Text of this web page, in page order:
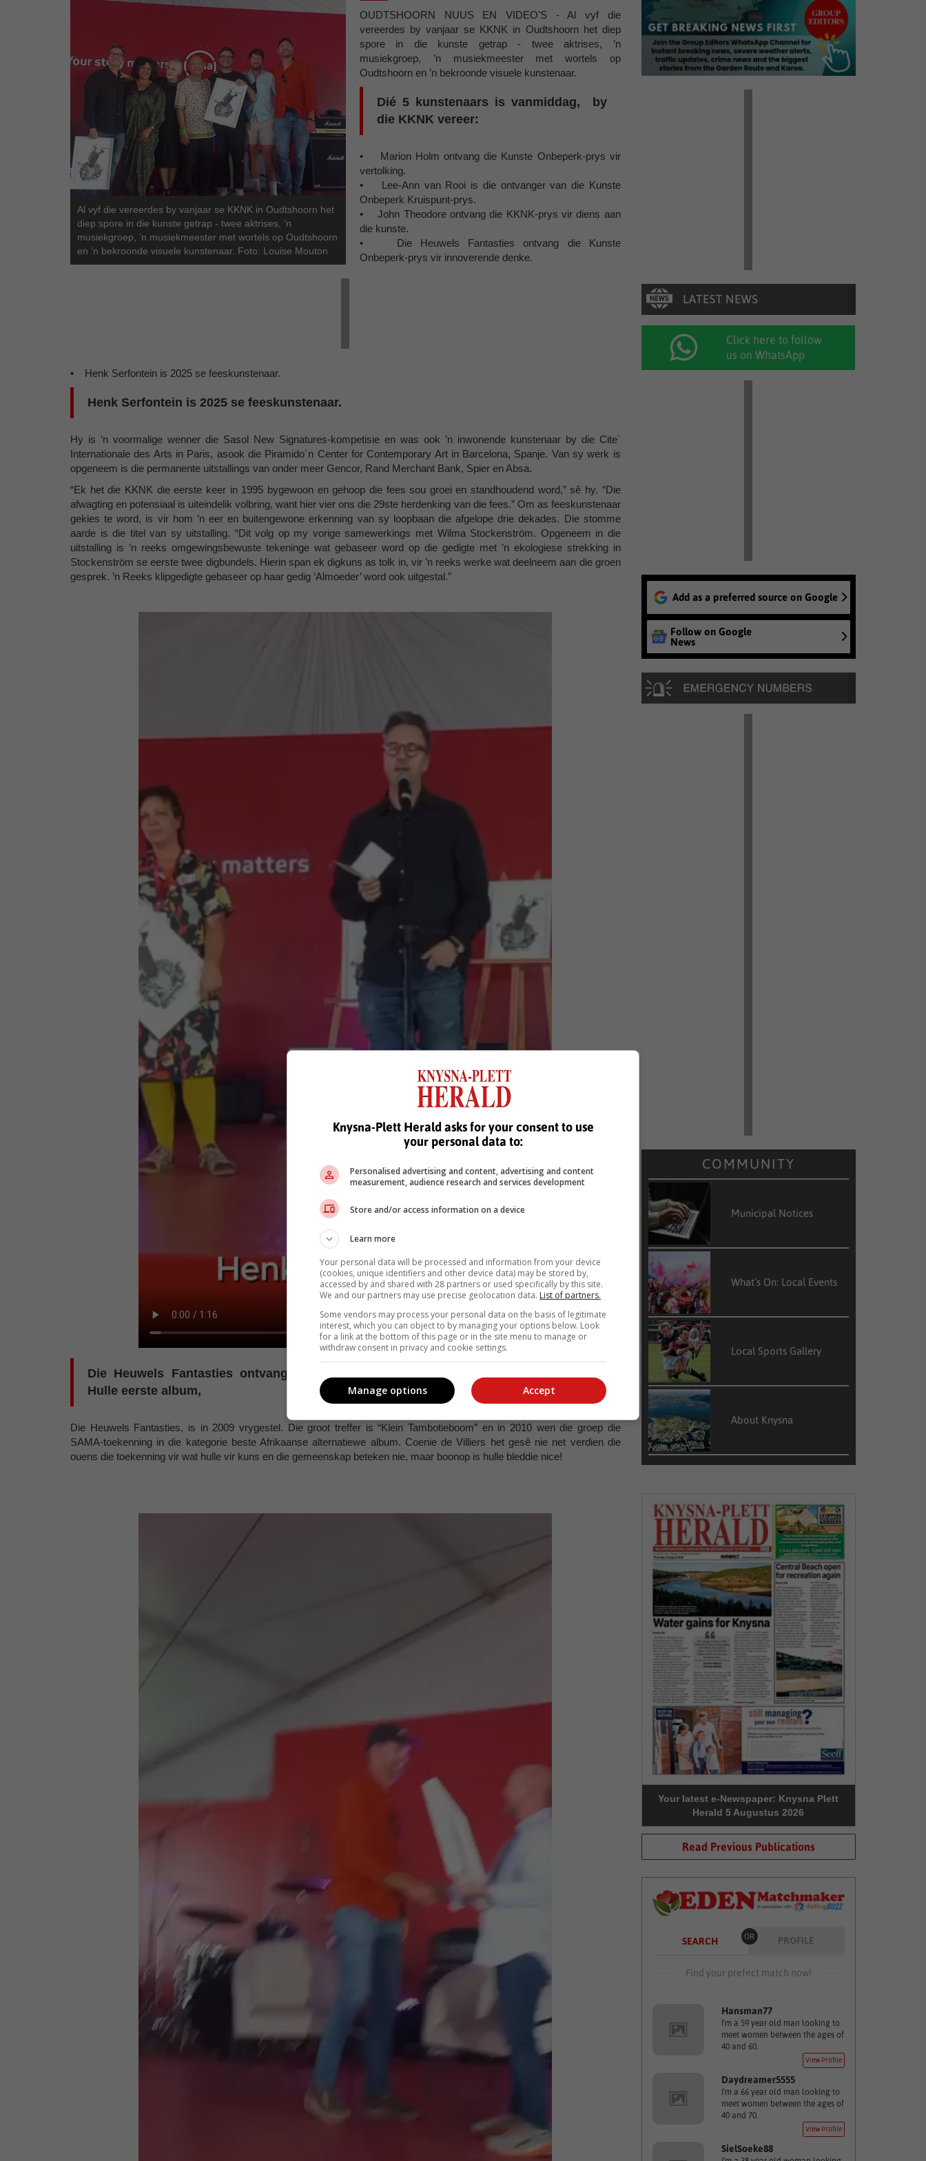
Al vyf die vereerdes by vanjaar se KKNK in Oudtshoorn het
diep spore in die kunste getrap - twee aktrises, ’n
musiekgroep, ’n musiekmeester met wortels op Oudtshoorn
en ’n bekroonde visuele kunstenaar. Foto: Louise Mouton
OUDTSHOORN NUUS EN VIDEO'S - Al vyf die
vereerdes by vanjaar se KKNK in Oudtshoorn het diep
spore in die kunste getrap - twee aktrises, ’n
musiekgroep, ’n musiekmeester met wortels op
Oudtshoorn en ’n bekroonde visuele kunstenaar.
Dié 5 kunstenaars is vanmiddag, by
die KKNK vereer:
• Marion Holm ontvang die Kunste Onbeperk-prys vir
vertolking.
• Lee-Ann van Rooi is die ontvanger van die Kunste
Onbeperk Kruispunt-prys.
• John Theodore ontvang die KKNK-prys vir diens aan
die kunste.
• Die Heuwels Fantasties ontvang die Kunste
Onbeperk-prys vir innoverende denke.
• Henk Serfontein is 2025 se feeskunstenaar.
Henk Serfontein is 2025 se feeskunstenaar.
Hy is ’n voormalige wenner die Sasol New Signatures-kompetisie en was ook ’n inwonende kunstenaar by die Cite´
Internationale des Arts in Paris, asook die Piramido´n Center for Contemporary Art in Barcelona, Spanje. Van sy werk is
opgeneem is die permanente uitstallings van onder meer Gencor, Rand Merchant Bank, Spier en Absa.
“Ek het die KKNK die eerste keer in 1995 bygewoon en gehoop die fees sou groei en standhoudend word,” sê hy. “Die
afwagting en potensiaal is uiteindelik volbring, want hier vier ons die 29ste herdenking van die fees.” Om as feeskunstenaar
gekies te word, is vir hom ’n eer en buitengewone erkenning van sy loopbaan die afgelope drie dekades. Die stomme
aarde is die titel van sy uitstalling. “Dit volg op my vorige samewerkings met Wilma Stockenström. Opgeneem in die
uitstalling is ’n reeks omgewingsbewuste tekeninge wat gebaseer word op die gedigte met ’n ekologiese strekking in
Stockenström se eerste twee digbundels. Hierin span ek digkuns as tolk in, vir ’n reeks werke wat deelneem aan die groen
gesprek. ’n Reeks klipgedigte gebaseer op haar gedig ‘Almoeder’ word ook uitgestal.”
Die Heuwels Fantasties ontvang die Kunste Onbeperk-prys vir innoverende denke.
Hulle eerste album,
Die Heuwels Fantasties, is in 2009 vrygestel. Die groot treffer is “Klein Tambotieboom” en in 2010 wen die groep die
SAMA-toekenning in die kategorie beste Afrikaanse alternatiewe album. Coenie de Villiers het gesê nie net verdien die
ouens die toekenning vir wat hulle vir kuns en die gemeenskap beteken nie, maar boonop is hulle bleddie nice!
Click here to follow
us on WhatsApp
Add as a preferred source on Google
Follow on Google
News
COMMUNITY
Municipal Notices
What’s On: Local Events
Local Sports Gallery
About Knysna
Your latest e-Newspaper: Knysna Plett
Herald 5 Augustus 2026
Read Previous Publications
SEARCH OR PROFILE
Find your prefect match now!
Hansman77
I'm a 59 year old man looking to
meet women between the ages of
40 and 60.
View Profile
Daydreamer5555
I'm a 66 year old man looking to
meet women between the ages of
40 and 70.
View Profile
SielSoeke88
Knysna-Plett Herald asks for your consent to use
your personal data to:
Personalised advertising and content, advertising and content
measurement, audience research and services development
Store and/or access information on a device
Learn more
Your personal data will be processed and information from your device
(cookies, unique identifiers and other device data) may be stored by,
accessed by and shared with 28 partners or used specifically by this site.
We and our partners may use precise geolocation data. List of partners.
Some vendors may process your personal data on the basis of legitimate
interest, which you can object to by managing your options below. Look
for a link at the bottom of this page or in the site menu to manage or
withdraw consent in privacy and cookie settings.
Accept
Manage options